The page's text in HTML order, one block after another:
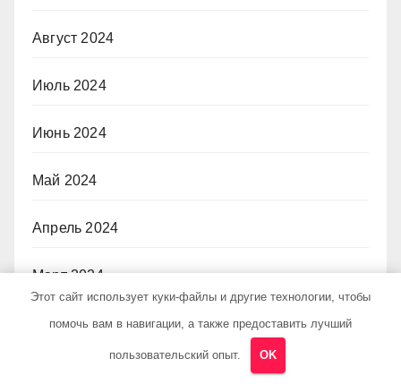
Август 2024
Июль 2024
Июнь 2024
Май 2024
Апрель 2024
Март 2024
Февраль 2024
Этот сайт использует куки-файлы и другие технологии, чтобы
помочь вам в навигации, а также предоставить лучший
пользовательский опыт. OK